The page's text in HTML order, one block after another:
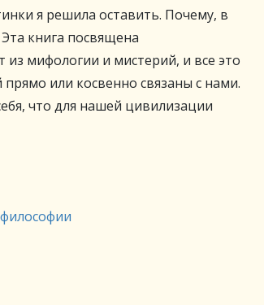
я решила оставить. Почему, в
книга посвящена
из мифологии и мистерий, и все это
или косвенно связаны с нами.
что для нашей цивилизации